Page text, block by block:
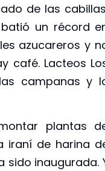
de las
un récord
azucareros y
café. Lacteos
campanas y
plantas
iraní de harina
sido inaugurada.